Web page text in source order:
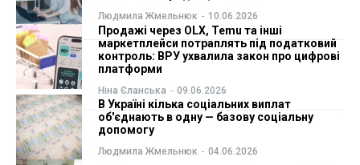
Людмила Жмельнюк - 10.06.2026
Продажі через OLX, Temu та інші
маркетплейси потраплять під податковий
контроль: ВРУ ухвалила закон про цифрові
платформи
Ніна Єланська - 09.06.2026
В Україні кілька соціальних виплат
об'єднають в одну — базову соціальну
допомогу
Людмила Жмельнюк - 04.06.2026